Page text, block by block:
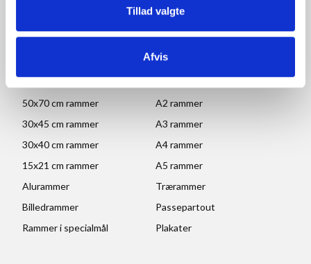
Tillad valgte
Afvis
Ved højtider og ferie kan ændringer forekomme. Se mere
POPULÆRE KATEGORIER
50x70 cm rammer
A2 rammer
30x45 cm rammer
A3 rammer
30x40 cm rammer
A4 rammer
15x21 cm rammer
A5 rammer
Alurammer
Trærammer
Billedrammer
Passepartout
Rammer i specialmål
Plakater